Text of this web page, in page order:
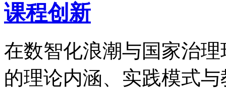
课程创新
在数智化浪潮与国家治
的理论内涵、实践模式